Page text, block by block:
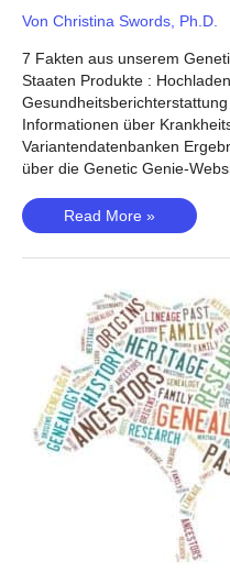
Von Christina Swords, Ph.D.
7 Fakten aus unserem
Staaten Produkte :
Informationen über
Variantendatenbanken
über die Genetic Genie-
Genetic
Genie
–
kostenloses
Tool
zur
Untersuchung
von
DNA-
Daten?
Read More »